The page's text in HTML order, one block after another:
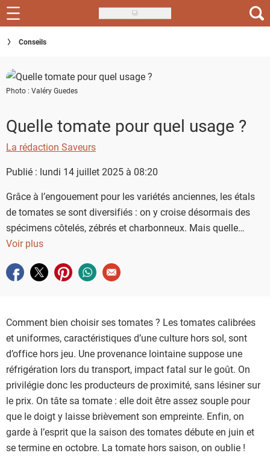
Skip
to
main
Recettes
Inspirations
Conseils
Menu de la semaine
Actus
Téléchargez l'app Saveurs Recettes
Index des recettes
Guide d'achat
Conseils
Photo : Valéry Guedes
Quelle tomate pour quel usage ?
La rédaction Saveurs
Publié : lundi 14 juillet 2025 à 08:20
Grâce à l’engouement pour les variétés anciennes, les étals
de tomates se sont diversifiés : on y croise désormais des
spécimens côtelés, zébrés et charbonneux. Mais quelle
variété utiliser pour quelle recette ? On fait le point.
Voir plus
Partager sur facebook
Partager sur twitter
Partager sur pinterest
Partager sur whatsapp
Envoyer à un ami
Comment bien choisir ses tomates ? Les tomates calibrées
et uniformes, caractéristiques d’une culture hors sol, sont
d’office hors jeu. Une provenance lointaine suppose une
réfrigération lors du transport, impact fatal sur le goût. On
privilégie donc les producteurs de proximité, sans lésiner sur
le prix. On tâte sa tomate : elle doit être assez souple pour
que le doigt y laisse brièvement son empreinte. Enfin, on
garde à l’esprit que la saison des tomates débute en juin et
se termine en octobre. La tomate hors saison, on oublie !